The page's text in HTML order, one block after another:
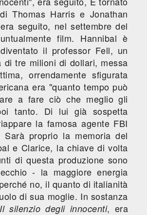
Thomas Harris e Jonathan
seguito, nel settembre del
film. Hannibal è
il professor Fell, un
tre milioni di dollari, messa
orrendamente sfigurata
era "quanto tempo può
a fare ciò che meglio gli
tanto. Di lui già sospetta
la famosa agente FBI
proprio la memoria del
e Clarice, la chiave di volta
di questa produzione sono
- la maggiore energia
no, il quanto di italianità
di sua moglie. In sostanza
Il silenzio degli innocenti, era